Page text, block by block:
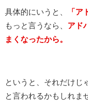
具体的にいうと、
「ア
もっと言うなら、 アド
まくなったから。
というと、それだけじ
と言われるかもしれま